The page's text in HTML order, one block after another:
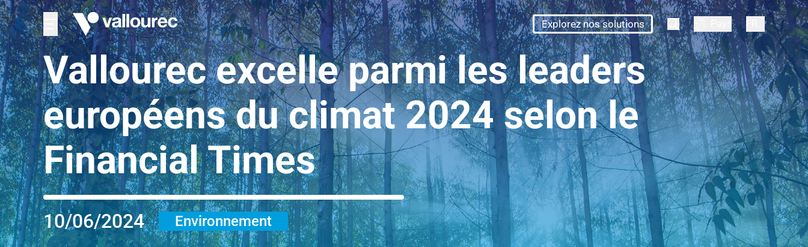
Explorez nos solutions
Vallourec excelle parmi les leaders
européens du climat 2024 selon le
Financial Times
10/06/2024 Environnement